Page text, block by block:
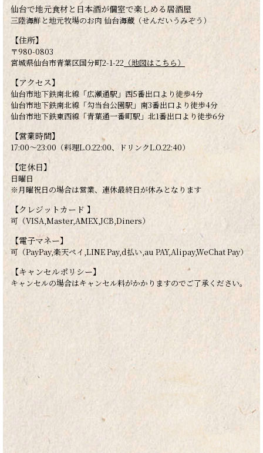
仙台で地元食材と日本酒が個室で楽しめる居酒屋
三陸海鮮と地元牧場のお肉 仙台海蔵（せんだいうみぞう）
【住所】
〒980-0803
宮城県仙台市青葉区国分町2-1-22（地図はこちら）
【アクセス】
仙台市地下鉄南北線「広瀬通駅」西5番出口より徒歩4分
仙台市地下鉄南北線「勾当台公園駅」南3番出口より徒歩4分
仙台市地下鉄東西線「青葉通一番町駅」北1番出口より徒歩6分
【営業時間】
17:00～23:00（料理L.O.22:00、ドリンクL.O.22:40）
【定休日】
日曜日
※月曜祝日の場合は営業、連休最終日が休みとなります
【クレジットカード 】
可（VISA,Master,AMEX,JCB,Diners）
【電子マネー】
可（PayPay,楽天ペイ,LINE Pay,d払い,au PAY,Alipay,WeChat Pay）
【キャンセルポリシー】
キャンセルの場合はキャンセル料がかかりますのでご了承ください。